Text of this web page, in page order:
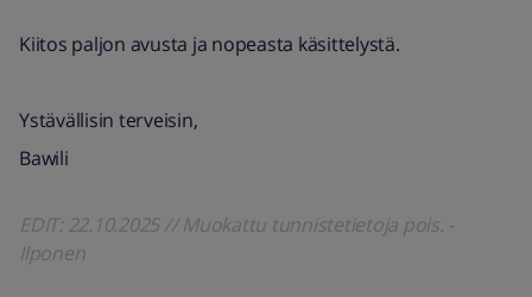
Kiitos paljon avusta ja nopeasta käsittelystä.
Ystävällisin terveisin,
Bawili
EDIT: 22.10.2025 // Muokattu tunnistetietoja pois. -
Ilponen